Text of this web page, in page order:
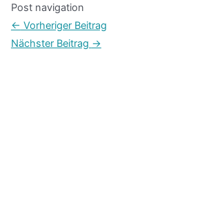
Post navigation
← Vorheriger Beitrag
Nächster Beitrag →